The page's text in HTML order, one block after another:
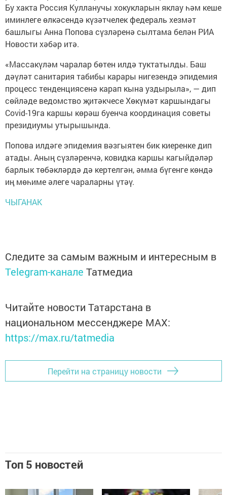
Бу хакта Россия Кулланучы хокукларын яклау һәм кеше
иминлеге өлкәсендә күзәтчелек федераль хезмәт
башлыгы Анна Попова сүзләренә сылтама белән РИА
Новости хәбәр итә.
«Массакүләм чаралар бөтен илдә туктатылды. Баш
дәүләт санитария табибы карары нигезендә эпидемия
процесс тенденциясенә карап кына уздырыла», — дип
сөйләде ведомство җитәкчесе Хөкүмәт каршындагы
Covid-19га каршы көрәш буенча координация советы
президиумы утырышында.
Попова илдәге эпидемия вәзгыятен бик киеренке дип
атады. Аның сүзләренчә, ковидка каршы кагыйдәләр
барлык төбәкләрдә дә кертелгән, әмма бүгенге көндә
иң мөһиме әлеге чараларны үтәү.
ЧЫГАНАК
Следите за самым важным и интересным в
Telegram-канале Татмедиа
Читайте новости Татарстана в
национальном мессенджере MАХ:
https://max.ru/tatmedia
Перейти на страницу новости
Топ 5 новостей